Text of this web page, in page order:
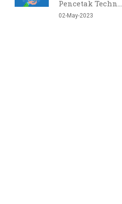
Pencetak Techn...
02-May-2023